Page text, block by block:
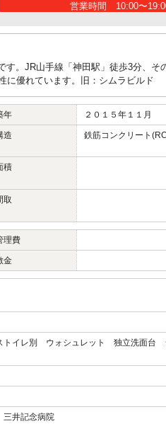
営業時間 10:00〜
。JR山手線「神田駅」徒歩3分、そ
に優れています。旧：シムラビルド
年 ２０１５年１１月
造 鉄筋コンクリート
積
取
理費
金
トイレ別 ウォシュレット 独立洗面
井記念病院